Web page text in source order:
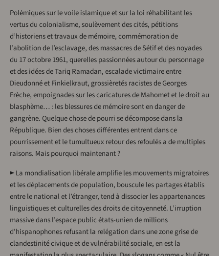
Polémiques sur le voile islamique et sur la loi réhabilitant les
vertus du colonialisme, soulèvement des cités, pétitions
d’historiens et travaux de mémoire, commémoration de
l’abolition de l’esclavage, des massacres de Sétif et des noyades
du 17 octobre 1961, querelles passionnées autour du personnage
et des idées de Tariq Ramadan, escalade victimaire entre
Dieudonné et Finkielkraut, grossièretés racistes de Georges
Frèche, empoignades sur les caricatures de Mahomet et le droit au
blasphème… : les blessures de mémoire sont en danger de
gangrène. Quelque chose de pourri se décompose dans la
République. Bien des choses différentes entrent dans ce
pourrissement et le tumultueux retour des refoulés a de multiples
raisons. Mais pourquoi maintenant ?
► La mondialisation libérale amplifie les mouvements migratoires
et les déplacements de population, bouscule les partages établis
entre le national et l’étranger, tend à dissocier les appartenances
linguistiques et culturelles des droits de citoyenneté. L’irruption
massive dans l’espace public états-unien de millions
d’hispanophones refusant la relégation dans une zone grise de
clandestinité civique et de vulnérabilité sociale, en est la